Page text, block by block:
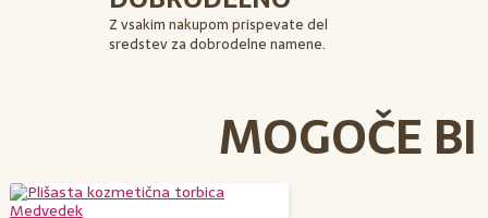
Z vsakim nakupom prispevate del
sredstev za dobrodelne namene.
MOGOČE